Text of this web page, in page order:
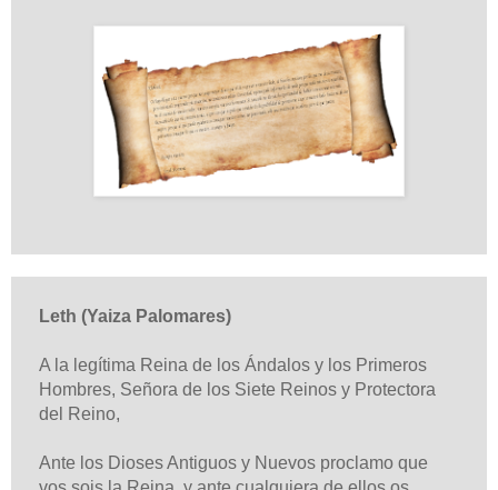
Leth (Yaiza Palomares)
A la legítima Reina de los Ándalos y los Primeros
Hombres, Señora de los Siete Reinos y Protectora
del Reino,
Ante los Dioses Antiguos y Nuevos proclamo que